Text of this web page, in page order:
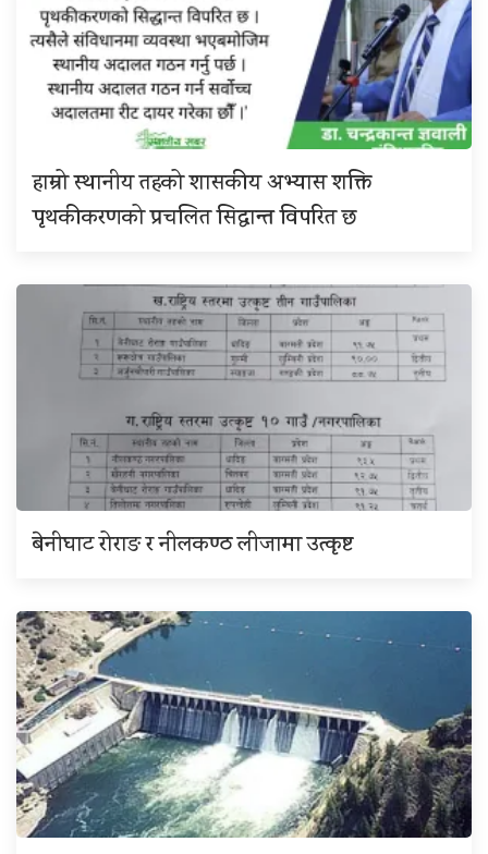
हाम्रो स्थानीय तहको शासकीय अभ्यास शक्ति
पृथकीकरणको प्रचलित सिद्धान्त विपरित छ
बेनीघाट रोराङ र नीलकण्ठ लीजामा उत्कृष्ट